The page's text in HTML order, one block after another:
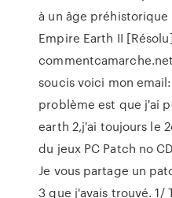
à un âge
Empire Earth II
soucis voici mon
problème est que j'ai
earth 2,j'ai toujours le
du jeux PC Patch no
Je vous partage un
3 que j'avais trouvé. 1/